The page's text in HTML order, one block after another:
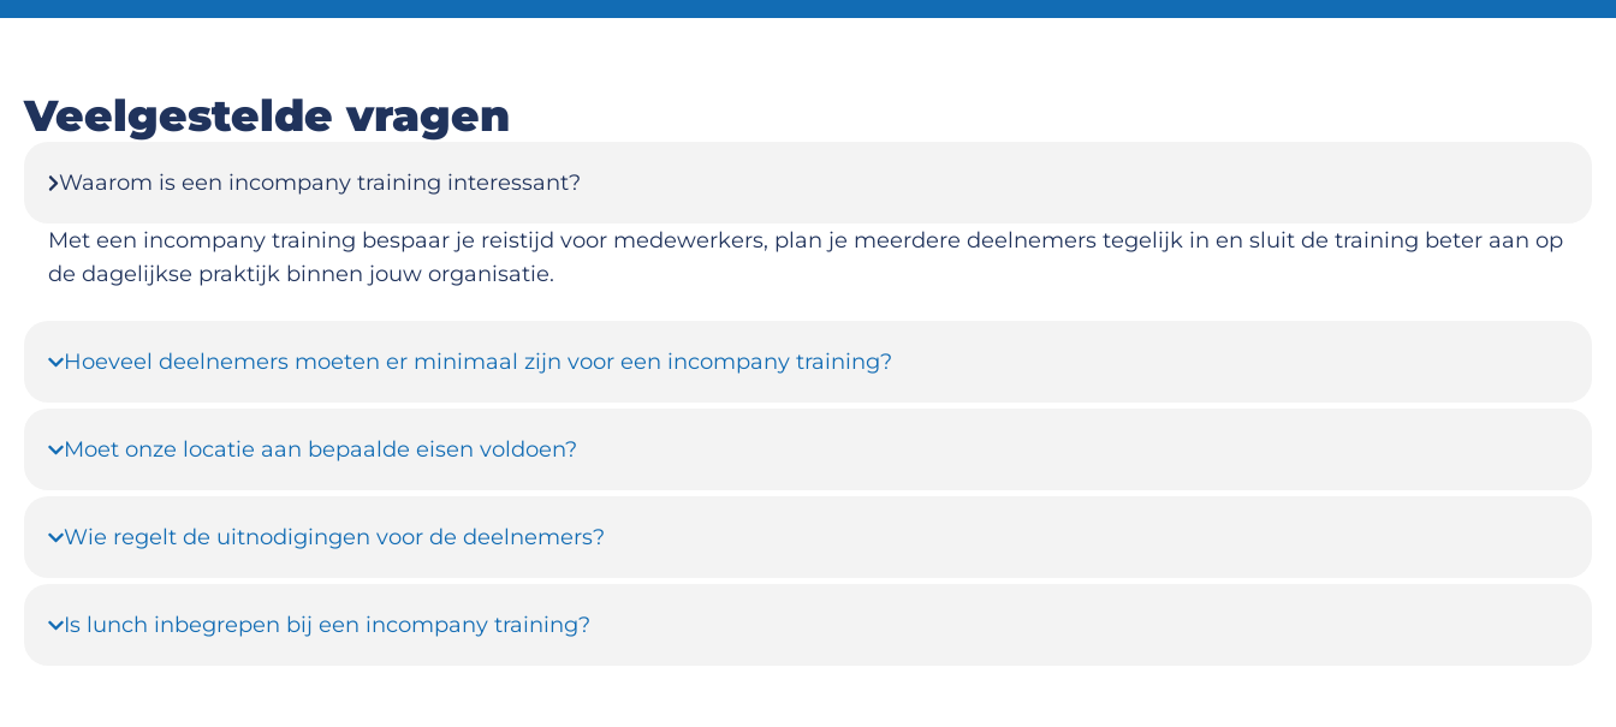
Veelgestelde vragen
Waarom is een incompany training interessant?
Met een incompany training bespaar je reistijd voor medewerkers, plan je meerdere deelnemers tegelijk in en sluit de training beter aan op
de dagelijkse praktijk binnen jouw organisatie.
Hoeveel deelnemers moeten er minimaal zijn voor een incompany training?
Moet onze locatie aan bepaalde eisen voldoen?
Wie regelt de uitnodigingen voor de deelnemers?
Is lunch inbegrepen bij een incompany training?